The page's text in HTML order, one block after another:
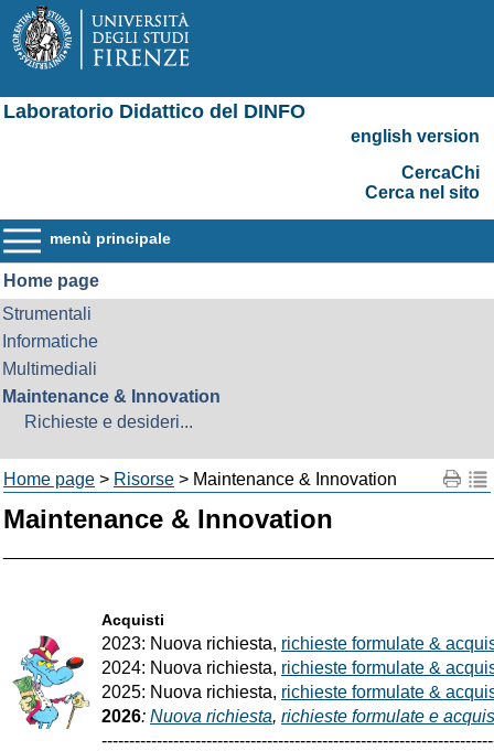
Laboratorio Didattico del DINFO
english version
CercaChi
Cerca nel sito
menù principale
Home page
Strumentali
Informatiche
Multimediali
Maintenance & Innovation
Richieste e desideri...
Home page > Risorse > Maintenance & Innovation
Maintenance & Innovation
Acquisti
2023: Nuova richiesta, richieste formulate &
2024: Nuova richiesta, richieste formulate &
2025: Nuova richiesta, richieste formulate &
2026: Nuova richiesta, richieste formulate e